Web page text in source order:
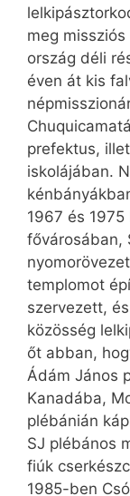
meg
ország déli
éven át kis
prefektus,
iskolájában.
1967 és
fővárosában,
templomot
szervezett,
közösség
őt abban,
Ádám János
Kanadába,
plébánián
SJ plébános
fiúk
1985-ben